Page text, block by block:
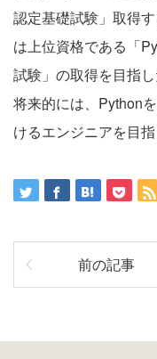
認定基礎試験」取得
は上位資格である「
試験」の取得を目指し
将来的には、Python
けるエンジニアを目指
前の記事